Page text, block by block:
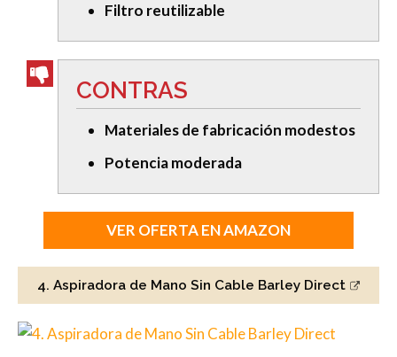
Filtro reutilizable
CONTRAS
Materiales de fabricación modestos
Potencia moderada
VER OFERTA EN AMAZON
4. Aspiradora de Mano Sin Cable Barley Direct